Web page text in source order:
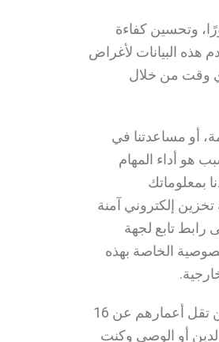
وتحسين كفاءة
هذه البيانات لأغراض
وقت من خلال
أو مساعدتنا في
هو أداء المهام
بمعلوماتك
إلكتروني آمنة
رابط تابع لجهة
الخاصة بهذه
خصوصية الأطفال لا تستهدف هذه الخدمات أي شخص يقل عمره عن 16 عامًا. نحن لا نجمع عن علم معلومات شخصية من الأطفال الذين تقل أعمارهم عن 16
أحد الوالدين أو الوصي وكنت